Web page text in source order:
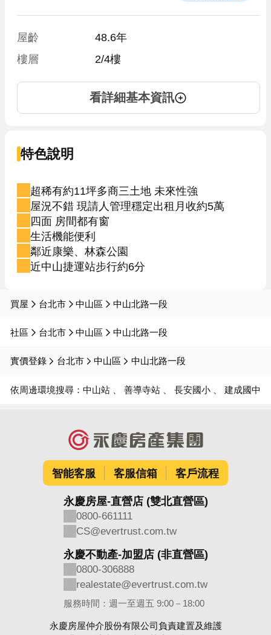
屋齡
48.6年
樓層
2/4樓
看詳細基本資訊
特色說明
超稀有約11坪多商三土地 未來性強
屋況不錯 現請人管理穩定出租月收約5萬
四面 房間都有窗
生活機能便利
鄰近康樂、林森公園
近中山捷運站步行約6分
買屋 台北市 中山區 中山北路一段
社區 台北市 中山區 中山北路一段
實價登錄 台北市 中山區 中山北路一段
依周邊環境搜尋： 中山站 善導寺站 長安國小 建成國中
智能客服 客服信箱 客戶流程
永慶房屋-直營店 (雙北直營區)
0800-661111
CS@evertrust.com.tw
永慶不動產-加盟店 (非直營區)
0800-306888
realestate@evertrust.com.tw
服務時間：週一至週五 9:00－18:00
永慶房屋仲介股份有限公司負責建置及維護